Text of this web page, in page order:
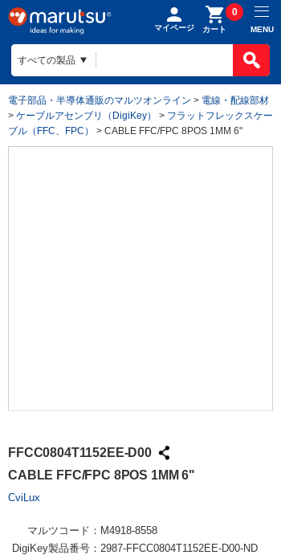
マイページ カート
0
MENU
電子部品・半導体通販のマルツオンライン > 電線・配線部材
> ケーブルアセンブリ（DigiKey） > フラットフレックスケー
ブル（FFC、FPC）
> CABLE FFC/FPC 8POS 1MM 6"
FFCC0804T1152EE-D00
CABLE FFC/FPC 8POS 1MM 6"
CviLux
マルツコード： M4918-8558
DigiKey製品番号： 2987-FFCC0804T1152EE-D00-ND